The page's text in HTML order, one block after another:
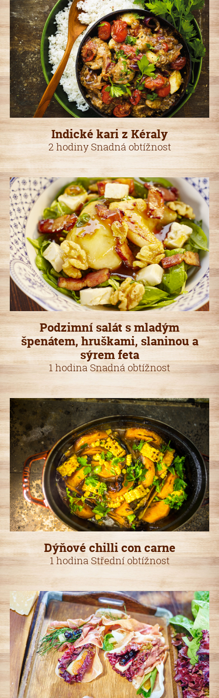
Indické kari z Kéraly
2 hodiny Snadná obtížnost
Podzimní salát s mladým
špenátem, hruškami, slaninou a
sýrem feta
1 hodina Snadná obtížnost
Dýňové chilli con carne
1 hodina Střední obtížnost